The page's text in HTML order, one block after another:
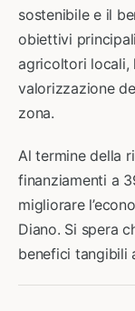
sostenibile e il
obiettivi
agricoltori locali,
valorizzazione
zona.
Al termine della
finanziamenti a
migliorare
Diano. Si spera
benefici tangibili